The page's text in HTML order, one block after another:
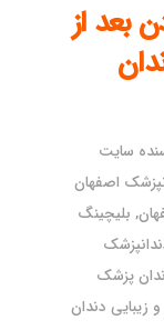
بعد از
سایت
اصفهان
, بلیچینگ
پزشک
زیبایی دندان